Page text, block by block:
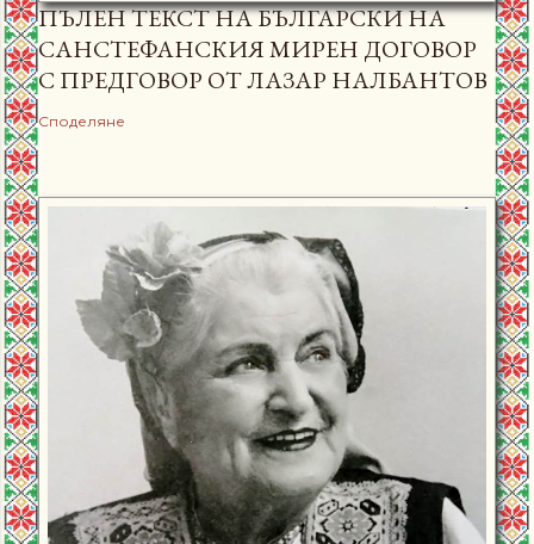
ПЪЛЕН ТЕКСТ НА БЪЛГАРСКИ НА
САНСТЕФАНСКИЯ МИРЕН ДОГОВОР
С ПРЕДГОВОР ОТ ЛАЗАР НАЛБАНТОВ
Споделяне